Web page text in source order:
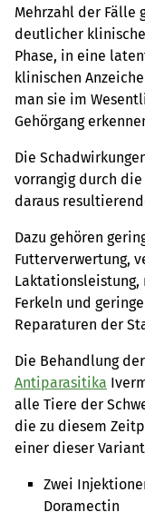
Mehrzahl der Fälle
deutlicher
Phase, in eine
klinischen
man sie im
Gehörgang
Die
vorrangig durch
daraus
Dazu gehören
Futterverwertung,
Laktationsleistung,
Ferkeln und
Reparaturen der
Die Behandlung
Antiparasitika
alle Tiere der
die zu diesem
einer dieser
Zwei
Doramectin